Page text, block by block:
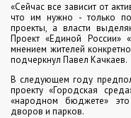
«Сейчас все зависит от
что им нужно - только
проекты, а власти
Проект «Единой России»
мнением жителей
подчеркнул Павел Качкаев.
В следующем году
проекту «Городская
«народном бюджете»
дворов и парков.